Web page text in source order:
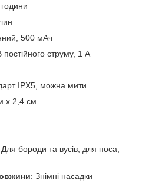
500 мАч
струму, 1 А
IPX5, можна мити
x 2,4 см
бороди та вусів, для носа,
: Знімні насадки